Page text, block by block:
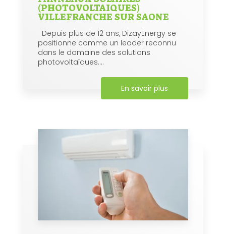
(PHOTOVOLTAIQUES)
VILLEFRANCHE SUR SAONE
Depuis plus de 12 ans, DizayEnergy se
positionne comme un leader reconnu
dans le domaine des solutions
photovoltaïques....
En savoir plus